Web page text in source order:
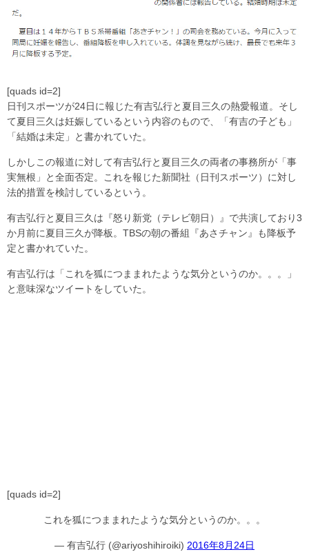
[quads id=2]
日刊スポーツが24日に報じた有吉弘行と夏目三久の熱愛報道。そし
て夏目三久は妊娠しているという内容のもので、「有吉の子ども」
「結婚は未定」と書かれていた。
しかしこの報道に対して有吉弘行と夏目三久の両者の事務所が「事
実無根」と全面否定。これを報じた新聞社（日刊スポーツ）に対し
法的措置を検討しているという。
有吉弘行と夏目三久は『怒り新党（テレビ朝日）』で共演しており3
か月前に夏目三久が降板。TBSの朝の番組『あさチャン』も降板予
定と書かれていた。
有吉弘行は「これを狐につままれたような気分というのか。。。」
と意味深なツイートをしていた。
[quads id=2]
これを狐につままれたような気分というのか。。。
— 有吉弘行 (@ariyoshihiroiki) 2016年8月24日